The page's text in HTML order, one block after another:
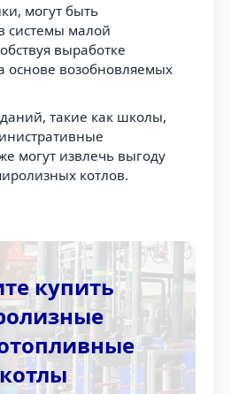
могут быть
системы малой
выработке
основе возобновляемых
такие как школы,
могут извлечь выгоду
котлов.
купить
котлы